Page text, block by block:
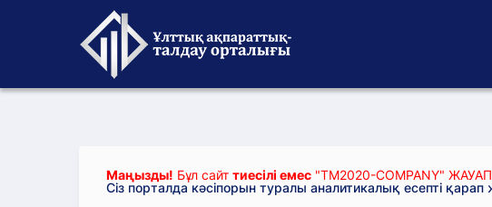
Маңызды! Бұл сайт тиесілі емес "TM2020-COMPANY"
Сіз порталда кәсіпорын туралы аналитикалық есепті